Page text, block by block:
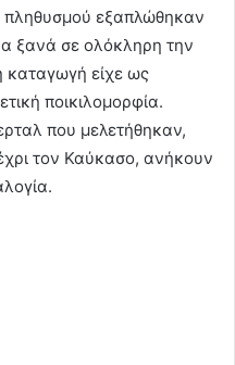
πληθυσμού εξαπλώθηκαν
ξανά σε ολόκληρη την
καταγωγή είχε ως
ποικιλομορφία.
που μελετήθηκαν,
τον Καύκασο, ανήκουν